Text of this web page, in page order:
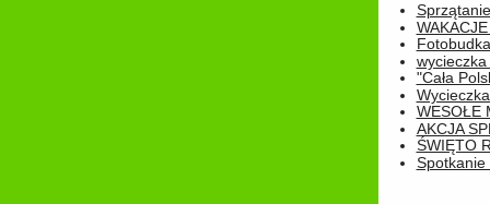
Fotobudka
"Cała
WESOŁE
AKCJA
ŚWIĘTO
Spotkanie